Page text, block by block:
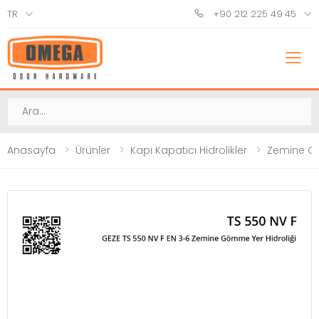
TR +90 212 225 49 45
Ara
Anasayfa Ürünler Kapı Kapatıcı Hidrolikler Zemine